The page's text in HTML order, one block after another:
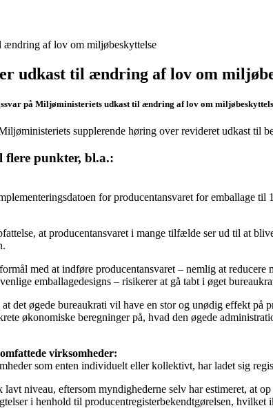
ændring af lov om miljøbeskyttelse
udkast til ændring af lov om
på Miljøministeriets udkast til ændring af lov om
supplerende høring over revideret udkast til
flere punkter, bl.a.:
for producentansvaret for emballage til
at producentansvaret i mange tilfælde ser ud til at
med at indføre producentansvaret – nemlig at
emballagedesigns – risikerer at gå tabt i øget
det øgede bureaukrati vil have en stor og unødig effekt på
økonomiske beregninger på, hvad den øgede
virksomheder:
som enten individuelt eller kollektivt, har ladet sig
niveau, eftersom myndighederne selv har estimeret,
i henhold til producentregisterbekendtgørelsen,